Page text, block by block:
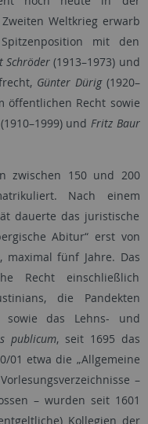
Weltkrieg erwarb
mit den
Schröder (1913–1973) und
Günter Dürig(1920–
öffentlichen Recht sowie
(1910–1999) und Fritz Baur
zwischen 150 und 200
Nach einem
dauerte das juristische
Abitur“ erst von
maximal fünf Jahre. Das
Recht einschließlich
die Pandekten
sowie das Lehns- und
publicum, seit 1695 das
01 etwa die „Allgemeine
–
– wurden seit 1601
Kollegien der